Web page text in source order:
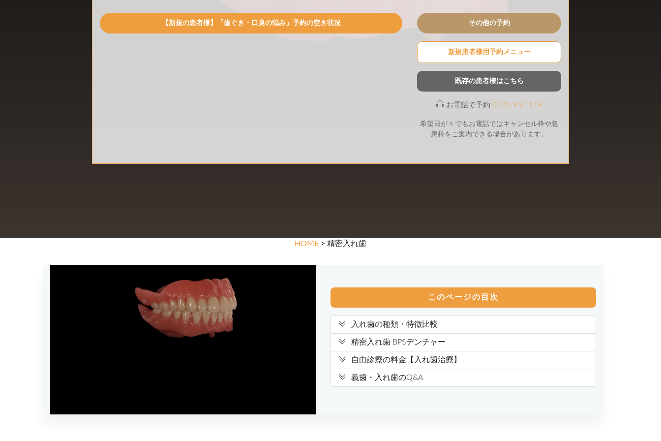
【新規の患者様】「歯ぐき・口臭の悩み」予約の空き状況 その他の予約
新規患者様用予約メニュー
既存の患者様はこちら
お電話で予約 0120-952-118
希望日が ☓ でもお電話ではキャンセル枠や急
患枠をご案内できる場合があります。
HOME > 精密入れ歯
このページの目次
入れ歯の種類・特徴比較
精密入れ歯 BPSデンチャー
自由診療の料金【入れ歯治療】
義歯・入れ歯のQ&A